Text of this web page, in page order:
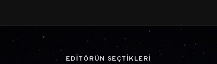
EDİTÖRÜN SEÇTİKLERİ